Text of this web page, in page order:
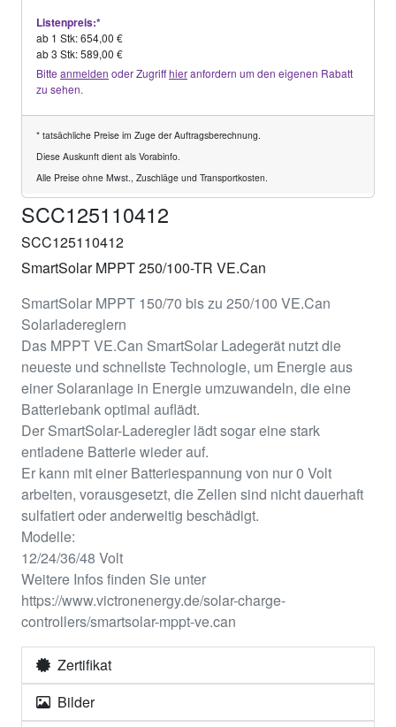
Listenpreis:*
ab 1 Stk: 654,00 €
ab 3 Stk: 589,00 €
Bitte anmelden oder Zugriffhieranfordern um den eigenen Rabatt
zu sehen.
* tatsächliche Preise im Zuge der Auftragsberechnung.
Diese Auskunft dient als Vorabinfo.
Alle Preise ohne Mwst., Zuschläge und Transportkosten.
SCC125110412
SCC125110412
SmartSolar MPPT 250/100-TR VE.Can
SmartSolar MPPT 150/70 bis zu 250/100 VE.Can
Solarladereglern
Das MPPT VE.Can SmartSolar Ladegerät nutzt die
neueste und schnellste Technologie, um Energie aus
einer Solaranlage in Energie umzuwandeln, die eine
Batteriebank optimal auflädt.
Der SmartSolar-Laderegler lädt sogar eine stark
entladene Batterie wieder auf.
Er kann mit einer Batteriespannung von nur 0 Volt
arbeiten, vorausgesetzt, die Zellen sind nicht dauerhaft
sulfatiert oder anderweitig beschädigt.
Modelle:
12/24/36/48 Volt
Weitere Infos finden Sie unter
https://www.victronenergy.de/solar-charge-
controllers/smartsolar-mppt-ve.can
Zertifikat
Bilder